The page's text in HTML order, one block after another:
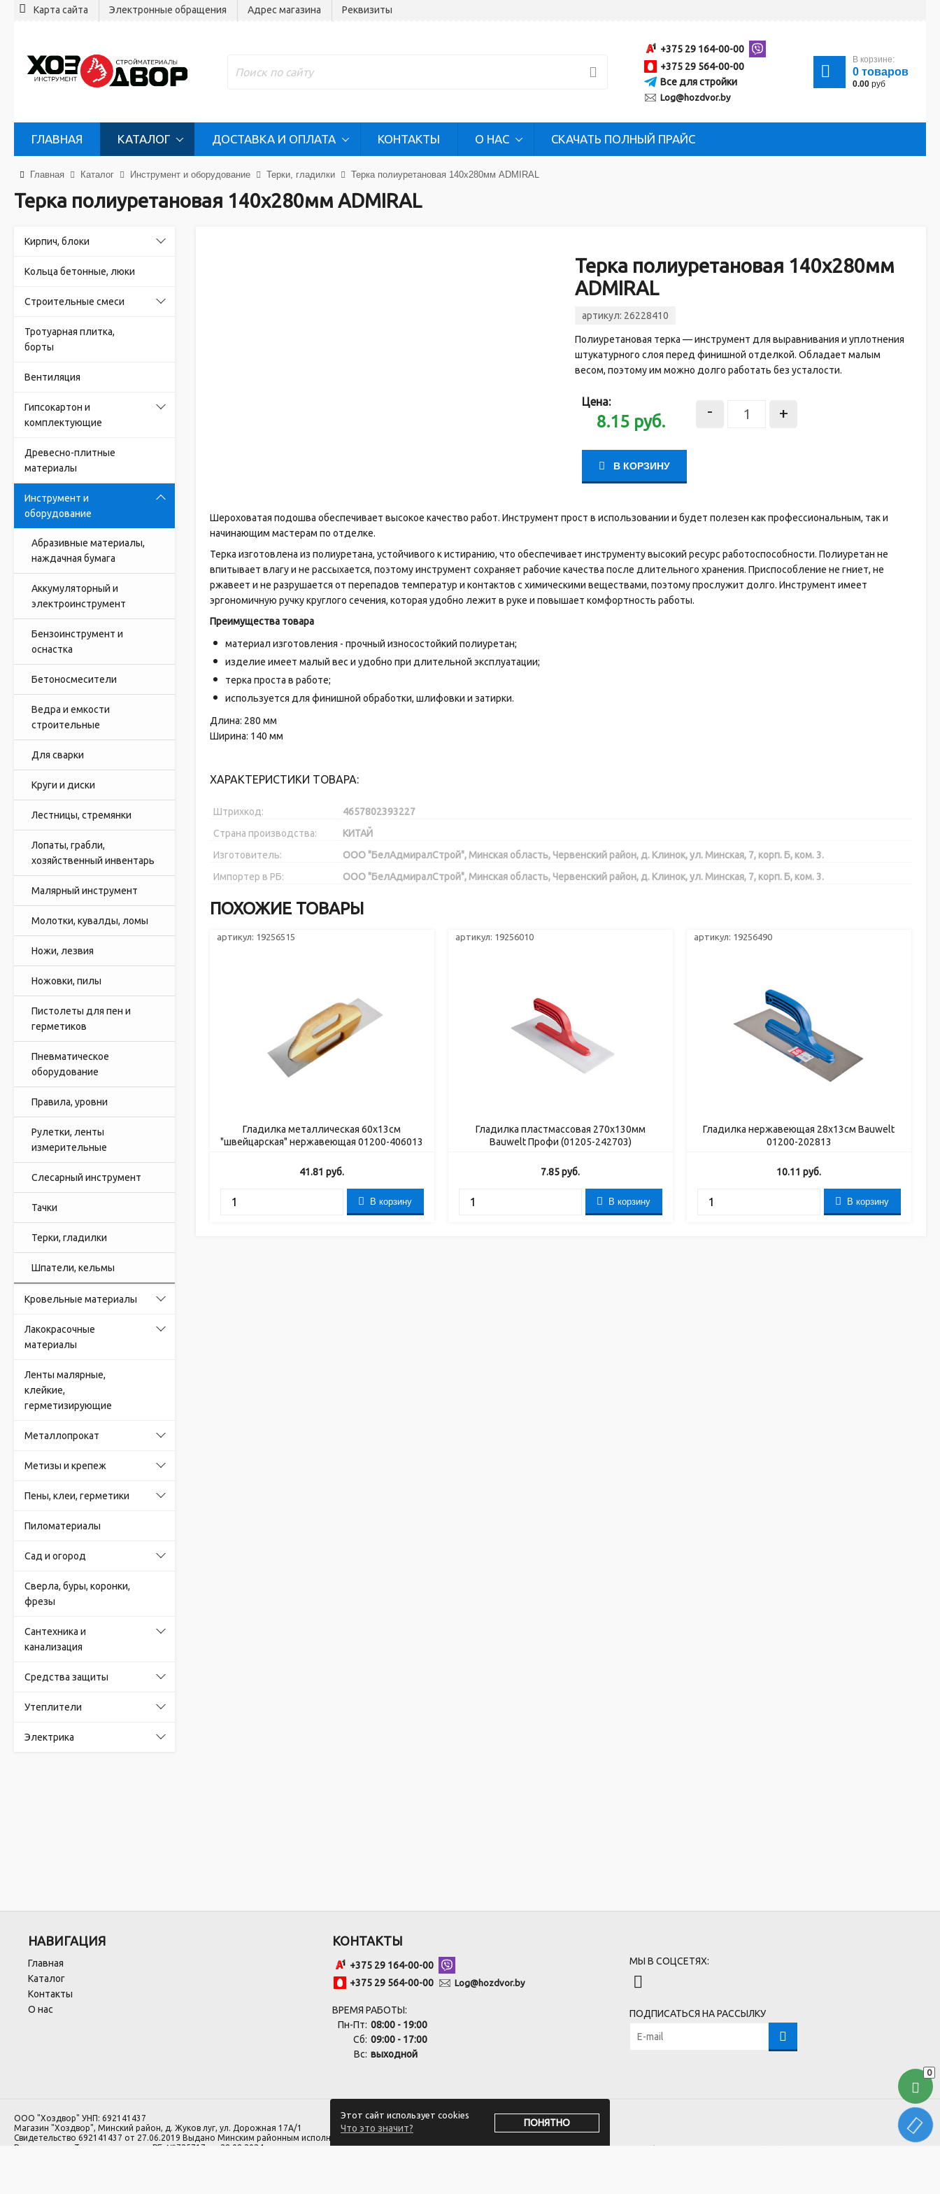
Карта сайта Электронные обращения Адрес магазина Реквизиты
+375 29 164-00-00
+375 29 564-00-00
Все для стройки
Log@hozdvor.by
В корзине:
0 товаров
0.00 руб
ГЛАВНАЯ КАТАЛОГ ДОСТАВКА И ОПЛАТА КОНТАКТЫ О НАС СКАЧАТЬ ПОЛНЫЙ ПРАЙС
Главная Каталог Инструмент и оборудование Терки, гладилки Терка полиуретановая 140х280мм ADMIRAL
Терка полиуретановая 140х280мм ADMIRAL
Кирпич, блоки
Кольца бетонные, люки
Строительные смеси
Тротуарная плитка,
борты
Вентиляция
Гипсокартон и
комплектующие
Древесно-плитные
материалы
Инструмент и
оборудование
Абразивные материалы,
наждачная бумага
Аккумуляторный и
электроинструмент
Бензоинструмент и
оснастка
Бетоносмесители
Ведра и емкости
строительные
Для сварки
Круги и диски
Лестницы, стремянки
Лопаты, грабли,
хозяйственный инвентарь
Малярный инструмент
Молотки, кувалды, ломы
Ножи, лезвия
Ножовки, пилы
Пистолеты для пен и
герметиков
Пневматическое
оборудование
Правила, уровни
Рулетки, ленты
измерительные
Слесарный инструмент
Тачки
Терки, гладилки
Шпатели, кельмы
Кровельные материалы
Лакокрасочные
материалы
Ленты малярные,
клейкие,
герметизирующие
Металлопрокат
Метизы и крепеж
Пены, клеи, герметики
Пиломатериалы
Сад и огород
Сверла, буры, коронки,
фрезы
Сантехника и
канализация
Средства защиты
Утеплители
Электрика
Терка полиуретановая 140х280мм
ADMIRAL
артикул: 26228410
Полиуретановая терка — инструмент для выравнивания и уплотнения
штукатурного слоя перед финишной отделкой. Обладает малым
весом, поэтому им можно долго работать без усталости.
Цена:
8.15 руб.
- +
В КОРЗИНУ
Шероховатая подошва обеспечивает высокое качество работ. Инструмент прост в использовании и будет полезен как профессиональным, так и
начинающим мастерам по отделке.
Терка изготовлена из полиуретана, устойчивого к истиранию, что обеспечивает инструменту высокий ресурс работоспособности. Полиуретан не
впитывает влагу и не рассыхается, поэтому инструмент сохраняет рабочие качества после длительного хранения. Приспособление не гниет, не
ржавеет и не разрушается от перепадов температур и контактов с химическими веществами, поэтому прослужит долго. Инструмент имеет
эргономичную ручку круглого сечения, которая удобно лежит в руке и повышает комфортность работы.
Преимущества товара
материал изготовления - прочный износостойкий полиуретан;
изделие имеет малый вес и удобно при длительной эксплуатации;
терка проста в работе;
используется для финишной обработки, шлифовки и затирки.
Длина: 280 мм
Ширина: 140 мм
ХАРАКТЕРИСТИКИ ТОВАРА:
Штрихкод:
4657802393227
Страна производства:
КИТАЙ
Изготовитель:
ООО "БелАдмиралСтрой", Минская область, Червенский район, д. Клинок, ул. Минская, 7, корп. Б, ком. 3.
Импортер в РБ:
ООО "БелАдмиралСтрой", Минская область, Червенский район, д. Клинок, ул. Минская, 7, корп. Б, ком. 3.
ПОХОЖИЕ ТОВАРЫ
артикул: 19256515
Гладилка металлическая 60x13см
"швейцарская" нержавеющая 01200-406013
41.81 руб.
В корзину
артикул: 19256010
Гладилка пластмассовая 270х130мм
Bauwelt Профи (01205-242703)
7.85руб.
В корзину
артикул: 19256490
Гладилка нержавеющая 28х13см Bauwelt
01200-202813
10.11 руб.
В корзину
0
Этот сайт использует cookies
Что это значит?
ПОНЯТНО
НАВИГАЦИЯ
Главная
Каталог
Контакты
О нас
КОНТАКТЫ
+375 29 164-00-00
+375 29 564-00-00
Log@hozdvor.by
ВРЕМЯ РАБОТЫ:
Пн-Пт: 08:00 - 19:00
Сб: 09:00 - 17:00
Вс: выходной
МЫ В СОЦСЕТЯХ:
ПОДПИСАТЬСЯ НА РАССЫЛКУ
ООО "Хоздвор" УНП: 692141437
Магазин "Хоздвор", Минский район, д. Жуков луг, ул. Дорожная 17А/1
Свидетельство 692141437 от 27.06.2019 Выдано Минским районным исполнительным комитетом.
Регистрация в Торговом реестре РБ: №725717 от 28.08.2024.